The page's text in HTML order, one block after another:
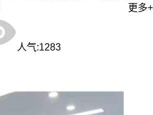
更多+
人气:1283